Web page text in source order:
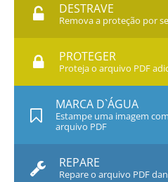
DESTRAVE
Remova a proteção por
PROTEGER
Proteja o arquivo PDF
MARCA D`ÁGUA
Estampe uma imagem
arquivo PDF
REPARE
Repare o arquivo PDF